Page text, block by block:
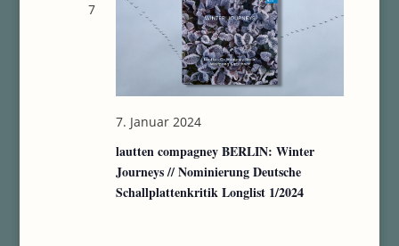
7
lautten compagney BERLIN: Winter
Journeys // Nominierung Deutsche
Schallplattenkritik Longlist 1/2024
7. Januar 2024